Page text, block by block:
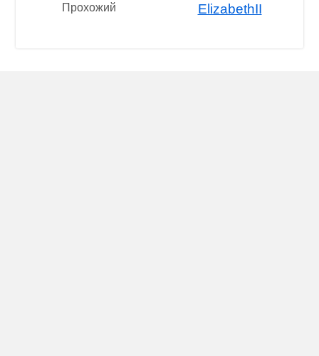
Прохожий ElizabethII